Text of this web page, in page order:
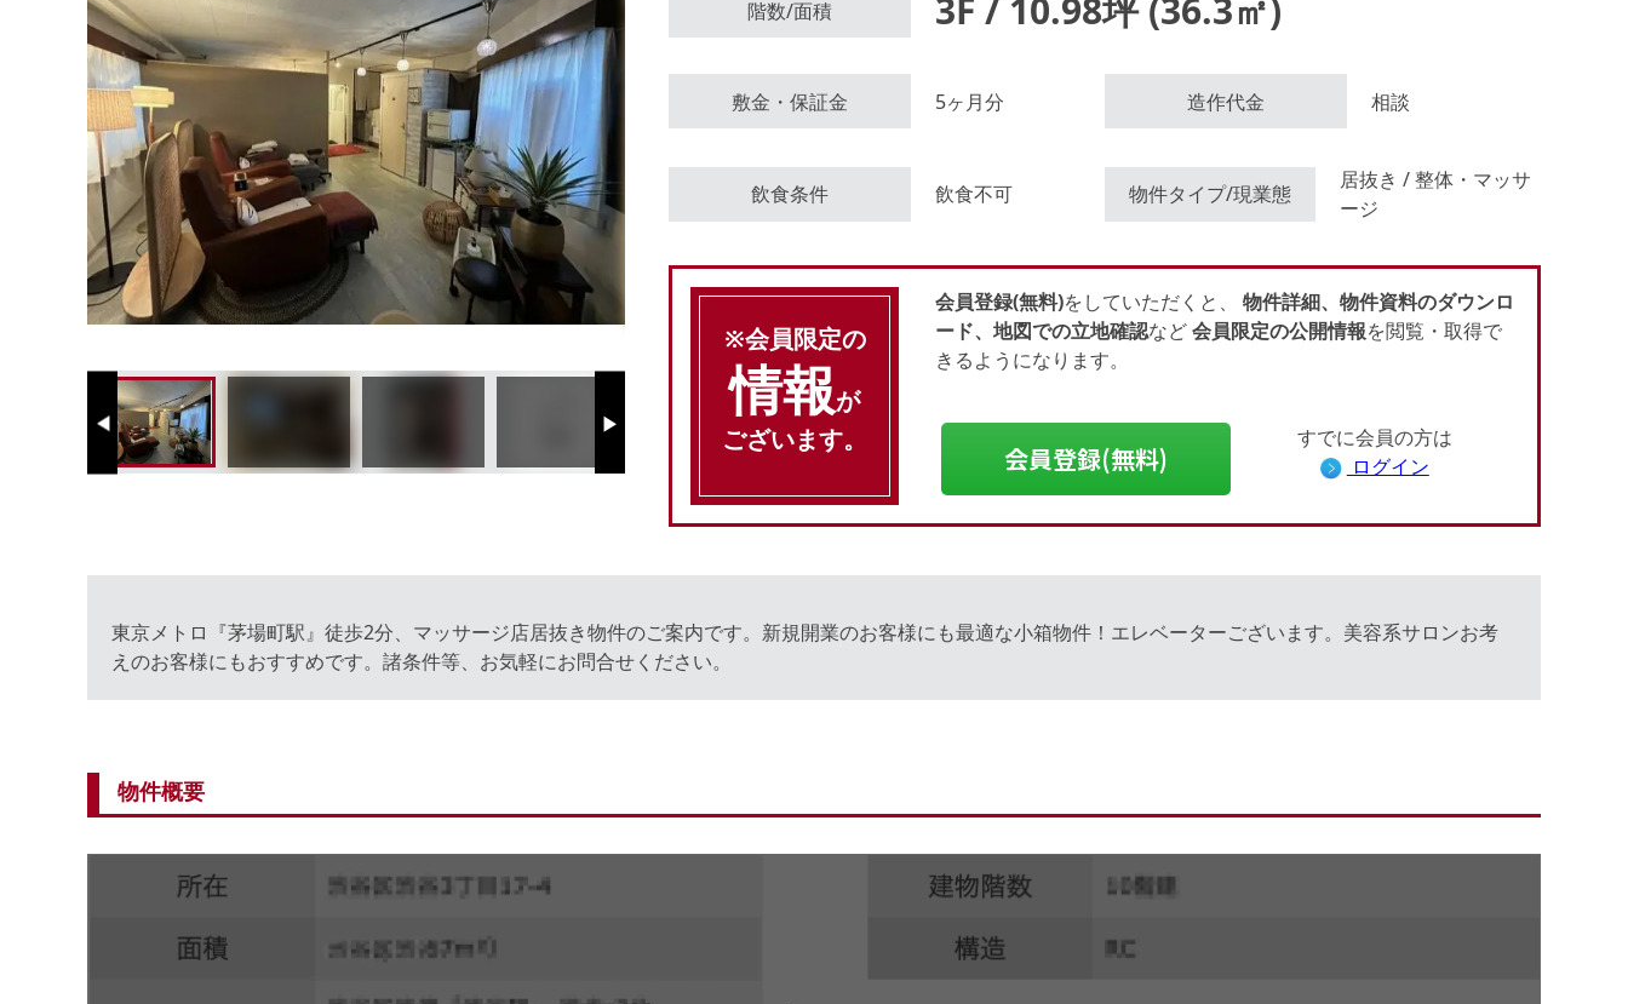
ログイン後に
物件情報の全てがご覧いただけます。
Previous Next
階数/面積 3F / 10.98坪 (36.3㎡)
敷金・保証金 5ヶ月分 造作代金 相談
飲食条件 飲食不可 物件タイプ/現業態
居抜き / 整体・マッサ
ージ
※会員限定の
情報が
ございます。
会員登録(無料)をしていただくと、物件詳細、物件資料のダウンロ
ード、地図での立地確認など会員限定の公開情報を閲覧・取得で
きるようになります。
会員登録(無料)
すでに会員の方は
ログイン
東京メトロ『茅場町駅』徒歩2分、マッサージ店居抜き物件のご案内です。新規開業のお客様にも最適な小箱物件！エレベーターございます。美容系サロンお考
えのお客様にもおすすめです。諸条件等、お気軽にお問合せください。
物件概要